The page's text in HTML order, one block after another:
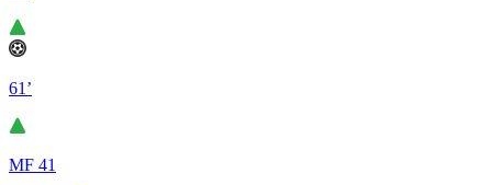
61’
MF 41